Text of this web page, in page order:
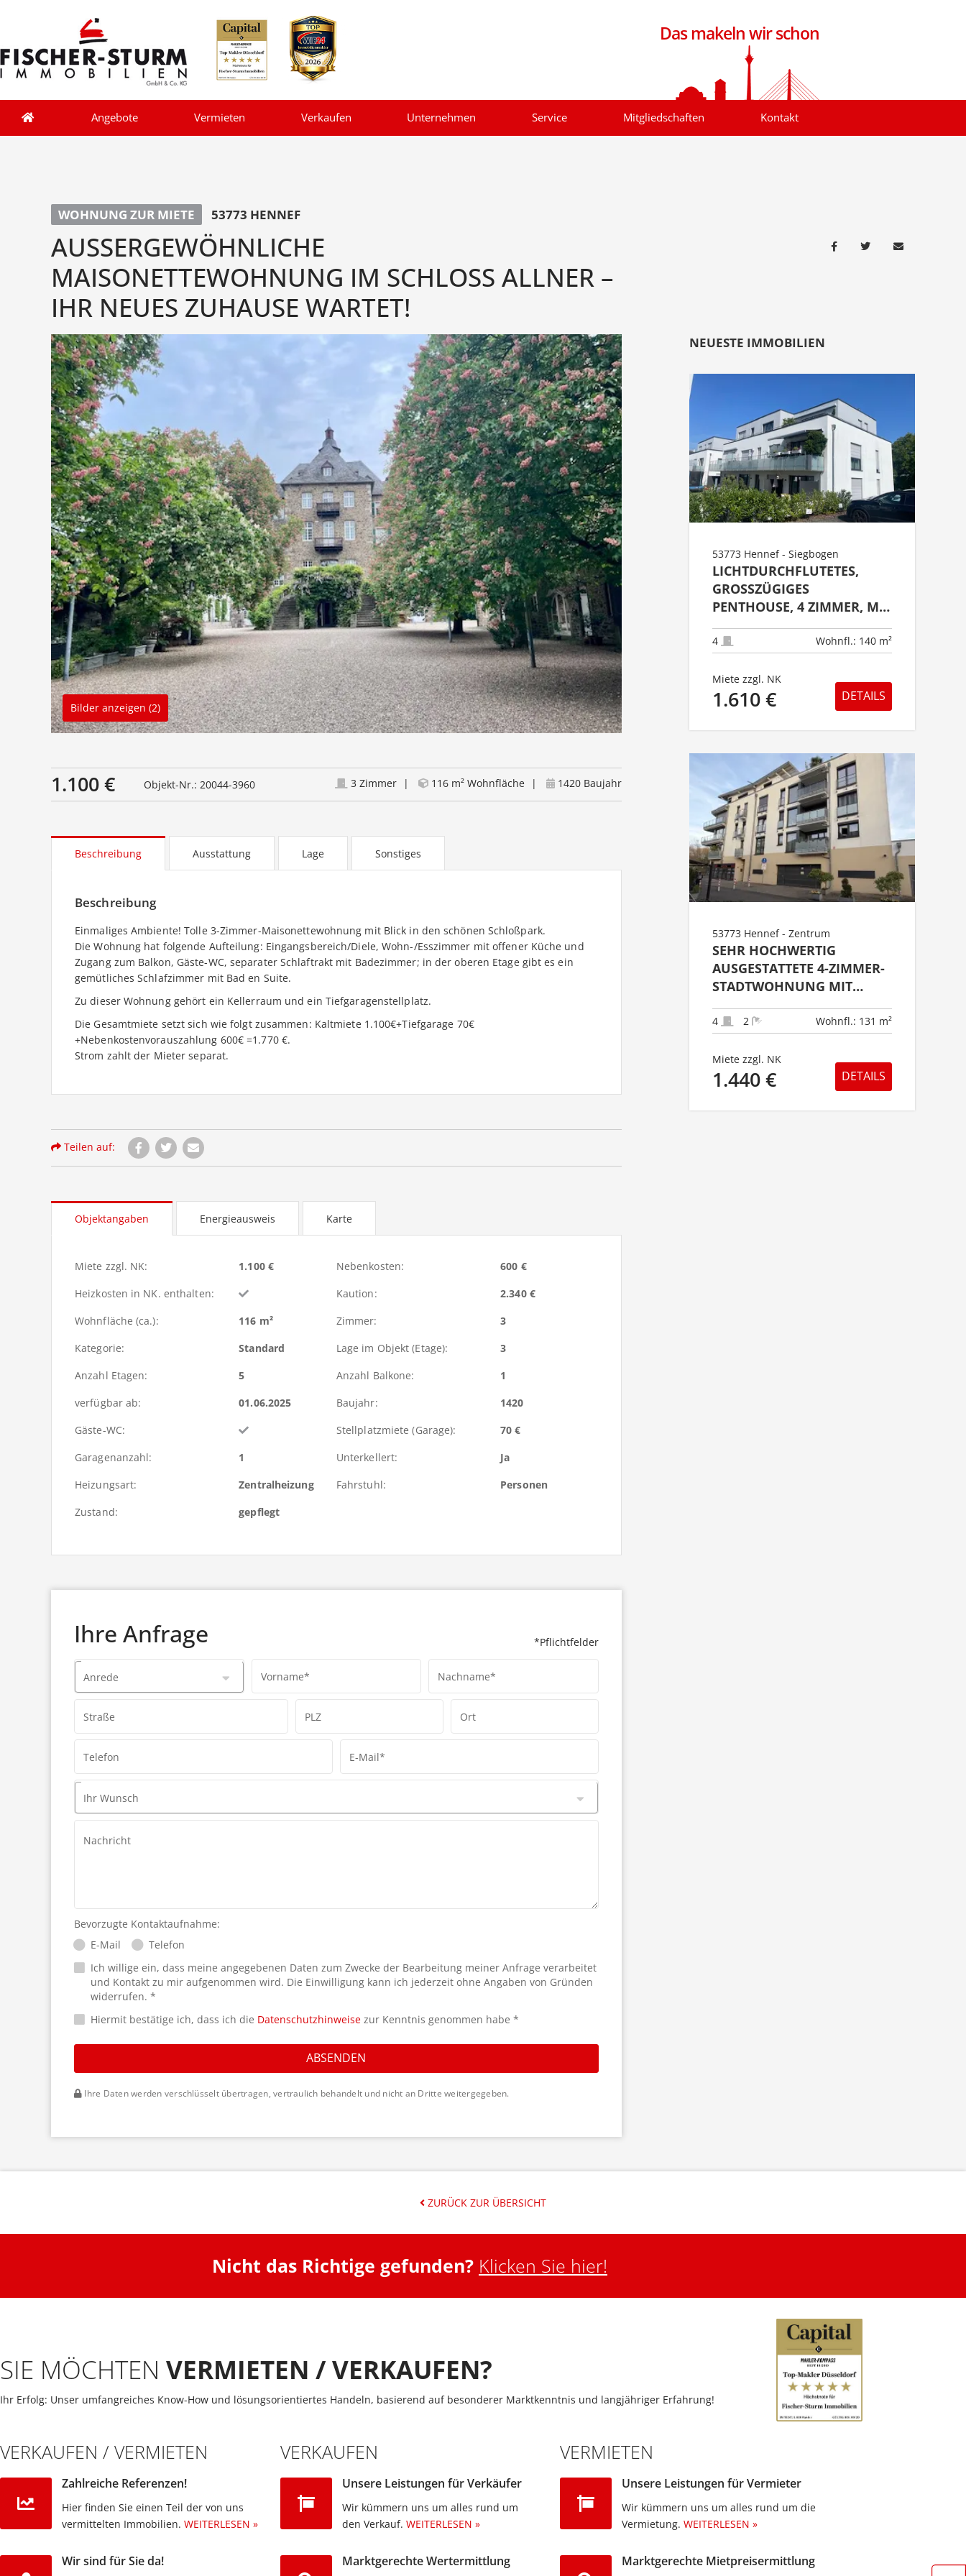
Das makeln wir schon
Angebote Vermieten Verkaufen Unternehmen Service Mitgliedschaften Kontakt
WOHNUNG ZUR MIETE 53773 HENNEF
AUSSERGEWÖHNLICHE
MAISONETTEWOHNUNG IM SCHLOSS ALLNER –
IHR NEUES ZUHAUSE WARTET!
Bilder anzeigen (2)
1.100 € Objekt-Nr.: 20044-3960 3 Zimmer 116 m² Wohnfläche 1420 Baujahr
Beschreibung Ausstattung Lage Sonstiges
Beschreibung
Einmaliges Ambiente! Tolle 3-Zimmer-Maisonettewohnung mit Blick in den schönen Schloßpark.
Die Wohnung hat folgende Aufteilung: Eingangsbereich/Diele, Wohn-/Esszimmer mit offener Küche und
Zugang zum Balkon, Gäste-WC, separater Schlaftrakt mit Badezimmer; in der oberen Etage gibt es ein
gemütliches Schlafzimmer mit Bad en Suite.
Zu dieser Wohnung gehört ein Kellerraum und ein Tiefgaragenstellplatz.
Die Gesamtmiete setzt sich wie folgt zusammen: Kaltmiete 1.100€+Tiefgarage 70€
+Nebenkostenvorauszahlung 600€ =1.770 €.
Strom zahlt der Mieter separat.
Teilen auf:
Objektangaben Energieausweis Karte
Miete zzgl. NK: 1.100 € Nebenkosten:
600 €
Heizkosten in NK. enthalten:
Kaution:
2.340 €
Wohnfläche (ca.):
116 m² Zimmer:
3
Kategorie:
Standard Lage im Objekt (Etage):
3
Anzahl Etagen:
5 Anzahl Balkone:
1
verfügbar ab:
01.06.2025 Baujahr:
1420
Gäste-WC:
Stellplatzmiete (Garage):
70 €
Garagenanzahl:
1 Unterkellert:
Ja
Heizungsart:
Zentralheizung Fahrstuhl:
Personen
Zustand:
gepflegt
*Pflichtfelder
Ihre Anfrage
Anrede Vorname* Nachname*
Straße PLZ Ort
Telefon E-Mail*
Ihr Wunsch
Nachricht
Bevorzugte Kontaktaufnahme:
E-Mail
Telefon
Ich willige ein, dass meine angegebenen Daten zum Zwecke der Bearbeitung meiner Anfrage verarbeitet
und Kontakt zu mir aufgenommen wird. Die Einwilligung kann ich jederzeit ohne Angaben von Gründen
widerrufen. *
Hiermit bestätige ich, dass ich die Datenschutzhinweise zur Kenntnis genommen habe *
ABSENDEN
Ihre Daten werden verschlüsselt übertragen, vertraulich behandelt und nicht an Dritte weitergegeben.
NEUESTE IMMOBILIEN
53773 Hennef - Siegbogen
LICHTDURCHFLUTETES,
GROSSZÜGIGES P
ENTHOUSE, 4 ZIMMER, MIT A
UFZUG & 2 T
IEFGARAGENSTELLPLÄTZEN
4 Wohnfl.: 140 m²
Miete zzgl. NK
1.610 € DETAILS
53773 Hennef - Zentrum
SEHR HOCHWERTIG
AUSGESTATTETE 4-ZIMMER-
STADTWOHNUNG MIT
AUFZUG, EINBAUKÜCHE, 2
BALKONEN & GARAGE
4 2 Wohnfl.: 131 m²
Miete zzgl. NK
1.440 € DETAILS
ZURÜCK ZUR ÜBERSICHT
Nicht das Richtige gefunden? Klicken Sie hier!
SIE MÖCHTEN VERMIETEN / VERKAUFEN?
Ihr Erfolg: Unser umfangreiches Know-How und lösungsorientiertes Handeln, basierend auf besonderer Marktkenntnis und langjähriger Erfahrung!
VERKAUFEN / VERMIETEN
Zahlreiche Referenzen!
Hier finden Sie einen Teil der von uns
vermittelten Immobilien.​WEITERLESEN »
Wir sind für Sie da!
VERKAUFEN
Unsere Leistungen für Verkäufer
Wir kümmern uns um alles rund um
den Verkauf. WEITERLESEN »
Marktgerechte Wertermittlung
VERMIETEN
Unsere Leistungen für Vermieter
Wir kümmern uns um alles rund um die
Vermietung.​ WEITERLESEN »
Marktgerechte Mietpreisermittlung